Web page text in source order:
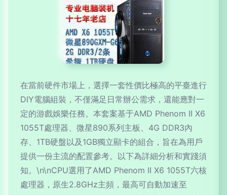
在當前硬件市場上，選擇一套性價比極高的平臺進行
DIY電腦組裝，不僅滿足日常辦公需求，還能應對一
定的游戲娛樂任務。本套案基于AMD Phenom II X6
1055T處理器、微星890系列主板、4G DDR3內
存、1TB硬盤以及1GB獨立顯卡的組合，旨在為用戶
提供一份主流的配置參考。以下為詳細分析和實踐須
知。\n\nCPU選用了AMD Phenom II X6 1055T六核
處理器，原生2.8GHz主頻，最高可自動加速至